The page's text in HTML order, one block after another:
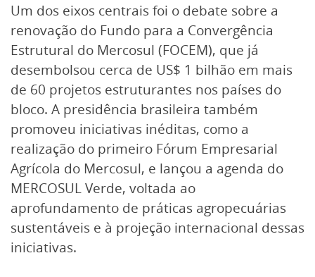
Um dos eixos centrais foi o debate sobre a
renovação do Fundo para a Convergência
Estrutural do Mercosul (FOCEM), que já
desembolsou cerca de US$ 1 bilhão em mais
de 60 projetos estruturantes nos países do
bloco. A presidência brasileira também
promoveu iniciativas inéditas, como a
realização do primeiro Fórum Empresarial
Agrícola do Mercosul, e lançou a agenda do
MERCOSUL Verde, voltada ao
aprofundamento de práticas agropecuárias
sustentáveis e à projeção internacional dessas
iniciativas.